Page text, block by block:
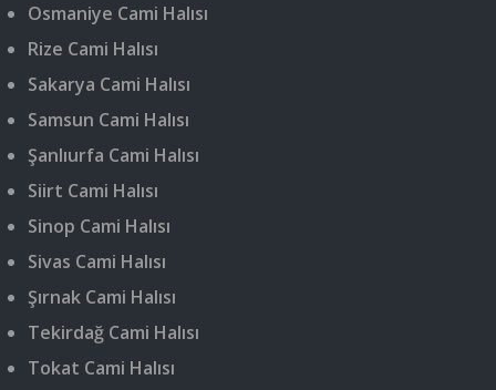
Osmaniye Cami Halısı
Rize Cami Halısı
Sakarya Cami Halısı
Samsun Cami Halısı
Şanlıurfa Cami Halısı
Siirt Cami Halısı
Sinop Cami Halısı
Sivas Cami Halısı
Şırnak Cami Halısı
Tekirdağ Cami Halısı
Tokat Cami Halısı